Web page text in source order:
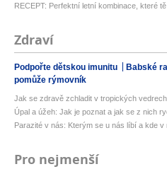
RECEPT: Perfektní letní kombinace, které
Zdraví
Podpořte dětskou imunitu Babské
pomůže rýmovník
Jak se zdravě zchladit v tropických
Úpal a úžeh: Jak je poznat a jak se z nich
Parazité v nás: Kterým se u nás líbí a kde v
Pro nejmenší